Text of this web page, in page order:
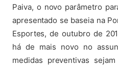
Paiva, o novo parâmetro
apresentado se baseia na
Esportes, de outubro de
há de mais novo no
medidas preventivas